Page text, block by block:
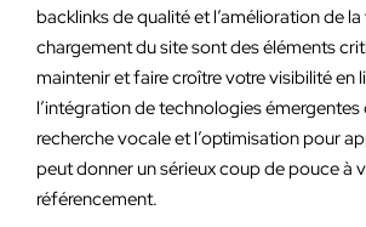
backlinks de qualité et l’amélioration de
chargement du site sont des éléments
maintenir et faire croître votre visibilité en
l’intégration de technologies émergentes
recherche vocale et l’optimisation pour
peut donner un sérieux coup de pouce à
référencement.